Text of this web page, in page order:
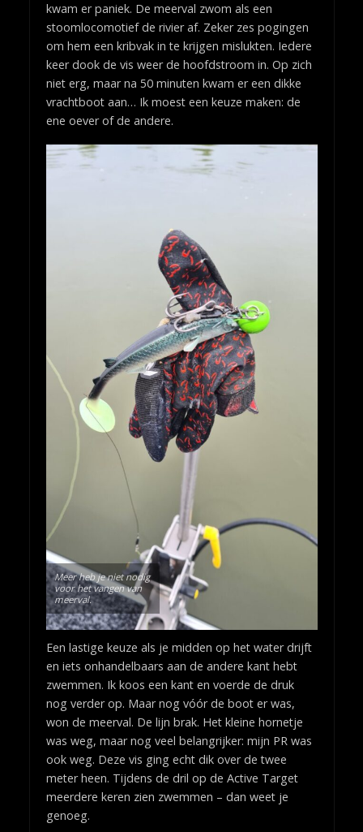
kwam er paniek. De meerval zwom als een
stoomlocomotief de rivier af. Zeker zes pogingen
om hem een kribvak in te krijgen mislukten. Iedere
keer dook de vis weer de hoofdstroom in. Op zich
niet erg, maar na 50 minuten kwam er een dikke
vrachtboot aan… Ik moest een keuze maken: de
ene oever of de andere.
Meer heb je niet nodig
voor het vangen van
meerval.
Een lastige keuze als je midden op het water drijft
en iets onhandelbaars aan de andere kant hebt
zwemmen. Ik koos een kant en voerde de druk
nog verder op. Maar nog vóór de boot er was,
won de meerval. De lijn brak. Het kleine hornetje
was weg, maar nog veel belangrijker: mijn PR was
ook weg. Deze vis ging echt dik over de twee
meter heen. Tijdens de dril op de Active Target
meerdere keren zien zwemmen – dan weet je
genoeg.